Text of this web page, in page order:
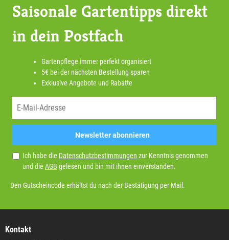
Saisonale Gartentipps direkt
in dein Postfach
Gartenpflege immer perfekt organisiert
5€ bei der nächsten Bestellung sparen
Exklusive Angebote und Rabatte
Newsletter abonnieren
Ich habe die Datenschutzbestimmungen zur Kenntnis genommen
und die AGB gelesen und bin mit ihnen einverstanden.
Den Gutscheincode erhältst du nach der Bestätigung per Mail.
Kontakt